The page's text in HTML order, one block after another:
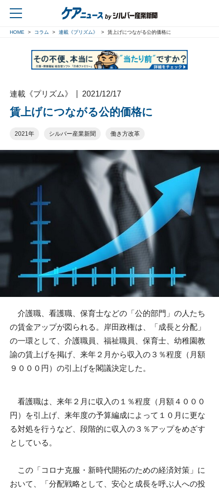
HOME コラム 連載《プリズム》 賃上げにつながる公的価格に
連載《プリズム》 2021/12/17
賃上げにつながる公的価格に
2021年 シルバー産業新聞 働き方改革
介護職、看護職、保育士などの「公的部門」の人たち
の賃金アップが図られる。岸田政権は、「成長と分配」
の一環として、介護職員、福祉職員、保育士、幼稚園教
諭の賃上げを掲げ、来年２月から収入の３％程度（月額
９０００円）の引上げを閣議決定した。
看護職は、来年２月に収入の１％程度（月額４０００
円）を引上げ、来年度の予算編成によって１０月に更な
る対処を行うなど、段階的に収入の３％アップをめざす
としている。
この「コロナ克服・新時代開拓のための経済対策」に
おいて、「分配戦略として、安心と成長を呼ぶ人への投